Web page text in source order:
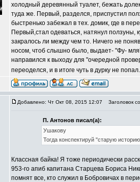
холодный деревянный туалет, бежать
туда же. Первый, разделся, приспустил
быстренько забежал в тех. домик, где в
Первый,стал одеваться, натянул ползуны,
закралось ли между чем то. Ничего не
носом, чтоб слышно было, выдает- "Фу-
направился к выходу для "очередной
переоделся, и в итоге чуть в дурку не
Добавлено: Чт Окт 08, 2015 12:07 Заголовок
П. Антонов писал(а):
Ушакову
Тогда конспектируй "старую
Классная байка! Я тоже периодически
953-го апиб капитана Старцева Бориса
помнят все, кто служил в Бобровичах в